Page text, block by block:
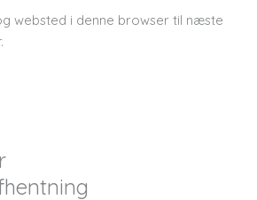
websted i denne browser til næste